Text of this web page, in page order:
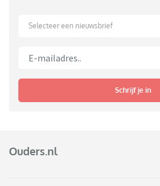
Selecteer een nieuwsbrief
Schrijf je in
Ouders.nl